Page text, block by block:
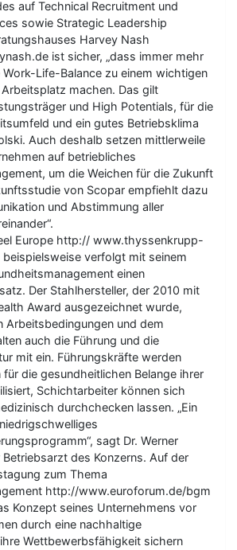
auf Technical Recruitment und
sowie Strategic Leadership
Harvey Nash
ist sicher, „dass immer mehr
Life-Balance zu einem wichtigen
machen. Das gilt
und High Potentials, für die
und ein gutes Betriebsklima
Auch deshalb setzen mittlerweile
auf betriebliches
um die Weichen für die Zukunft
von Scopar empfiehlt dazu
und Abstimmung aller
Europe http:// www.thyssenkrupp-
verfolgt mit seinem
einen
Der Stahlhersteller, der 2010 mit
Award ausgezeichnet wurde,
Arbeitsbedingungen und dem
auch die Führung und die
mit ein. Führungskräfte werden
die gesundheitlichen Belange ihrer
Schichtarbeiter können sich
durchchecken lassen. „Ein
sagt Dr. Werner
des Konzerns. Auf der
zum Thema
http://www.euroforum.de/bgm
Konzept seines Unternehmens vor
durch eine nachhaltige
Wettbewerbsfähigkeit sichern